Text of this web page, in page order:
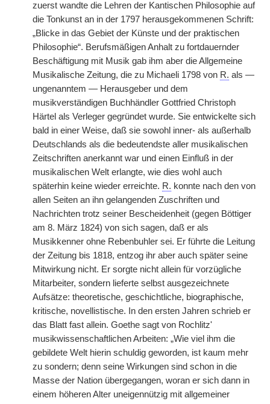
zuerst wandte die Lehren der Kantischen Philosophie auf
die Tonkunst an in der 1797 herausgekommenen Schrift:
„Blicke in das Gebiet der Künste und der praktischen
Philosophie“. Berufsmäßigen Anhalt zu fortdauernder
Beschäftigung mit Musik gab ihm aber die Allgemeine
Musikalische Zeitung, die zu Michaeli 1798 von R. als —
ungenanntem — Herausgeber und dem
musikverständigen Buchhändler Gottfried Christoph
Härtel als Verleger gegründet wurde. Sie entwickelte sich
bald in einer Weise, daß sie sowohl inner- als außerhalb
Deutschlands als die bedeutendste aller musikalischen
Zeitschriften anerkannt war und einen Einfluß in der
musikalischen Welt erlangte, wie dies wohl auch
späterhin keine wieder erreichte. R. konnte nach den von
allen Seiten an ihn gelangenden Zuschriften und
Nachrichten trotz seiner Bescheidenheit (gegen Böttiger
am 8. März 1824) von sich sagen, daß er als
Musikkenner ohne Rebenbuhler sei. Er führte die Leitung
der Zeitung bis 1818, entzog ihr aber auch später seine
Mitwirkung nicht. Er sorgte nicht allein für vorzügliche
Mitarbeiter, sondern lieferte selbst ausgezeichnete
Aufsätze: theoretische, geschichtliche, biographische,
kritische, novellistische. In den ersten Jahren schrieb er
das Blatt fast allein. Goethe sagt von Rochlitz'
musikwissenschaftlichen Arbeiten: „Wie viel ihm die
gebildete Welt hierin schuldig geworden, ist kaum mehr
zu sondern; denn seine Wirkungen sind schon in die
Masse der Nation übergegangen, woran er sich dann in
einem höheren Alter uneigennützig mit allgemeiner